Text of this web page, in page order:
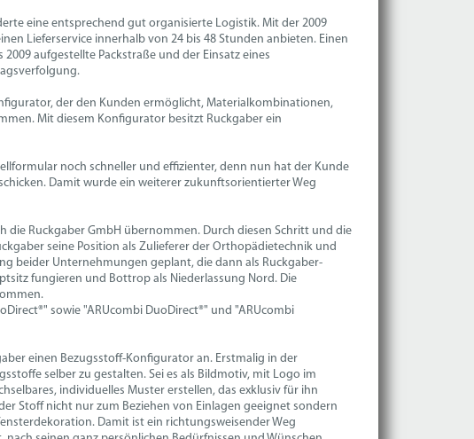
eine entsprechend gut organisierte Logistik. Mit der 2009
Lieferservice innerhalb von 24 bis 48 Stunden anbieten. Einen
aufgestellte Packstraße und der Einsatz eines
der den Kunden ermöglicht, Materialkombinationen,
Mit diesem Konfigurator besitzt Ruckgaber ein
noch schneller und effizienter, denn nun hat der Kunde
Damit wurde ein weiterer zukunftsorientierter Weg
Ruckgaber GmbH übernommen. Durch diesen Schritt und die
seine Position als Zulieferer der Orthopädietechnik und
beider Unternehmungen geplant, die dann als Ruckgaber-
fungieren und Bottrop als Niederlassung Nord. Die
sowie "ARUcombi DuoDirect®" und "ARUcombi
einen Bezugsstoff-Konfigurator an. Erstmalig in der
selber zu gestalten. Sei es als Bildmotiv, mit Logo im
individuelles Muster erstellen, das exklusiv für ihn
Stoff nicht nur zum Beziehen von Einlagen geeignet sondern
Damit ist ein richtungsweisender Weg